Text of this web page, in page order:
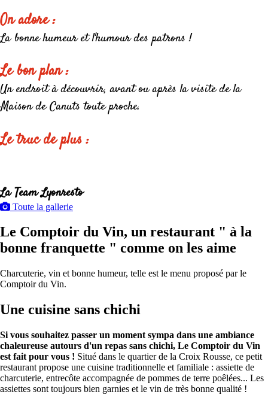
On adore :
La bonne humeur et l'humour des patrons !
Le bon plan :
Un endroit à découvrir, avant ou après la visite de la
Maison de Canuts toute proche.
Le truc de plus :
La Team Lyonresto
Toute la gallerie
Le Comptoir du Vin, un restaurant " à la
bonne franquette " comme on les aime
Charcuterie, vin et bonne humeur, telle est le menu proposé par le
Comptoir du Vin.
Une cuisine sans chichi
Si vous souhaitez passer un moment sympa dans une ambiance
chaleureuse autours d'un repas sans chichi, Le Comptoir du Vin
est fait pour vous ! Situé dans le quartier de la Croix Rousse, ce petit
restaurant propose une cuisine traditionnelle et familiale : assiette de
charcuterie, entrecôte accompagnée de pommes de terre poêlées... Les
assiettes sont toujours bien garnies et le vin de très bonne qualité !